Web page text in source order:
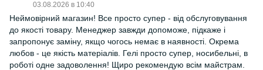
03.08.2026 в 10:40
Неймовірний магазин! Все просто супер - від обслуговування
до якості товару. Менеджер завжди допоможе, підкаже і
запропонує заміну, якщо чогось немає в наявності. Окрема
любов - це якість матеріалів. Гелі просто супер, носибельні, в
роботі одне задоволення! Щиро рекомендую всім майстрам.